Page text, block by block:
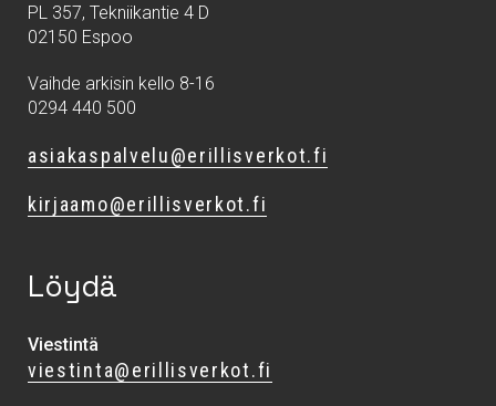
PL 357, Tekniikantie 4 D
02150 Espoo
Vaihde arkisin kello 8-16
0294 440 500
asiakaspalvelu@erillisverkot.fi
kirjaamo@erillisverkot.fi
Löydä
Viestintä
viestinta@erillisverkot.fi